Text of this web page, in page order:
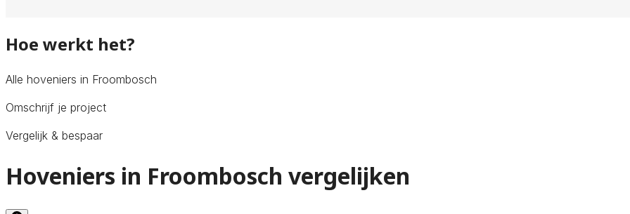
Hoe werkt het?
Alle hoveniers in Froombosch
Omschrijf je project
Vergelijk & bespaar
Hoveniers in Froombosch vergelijken